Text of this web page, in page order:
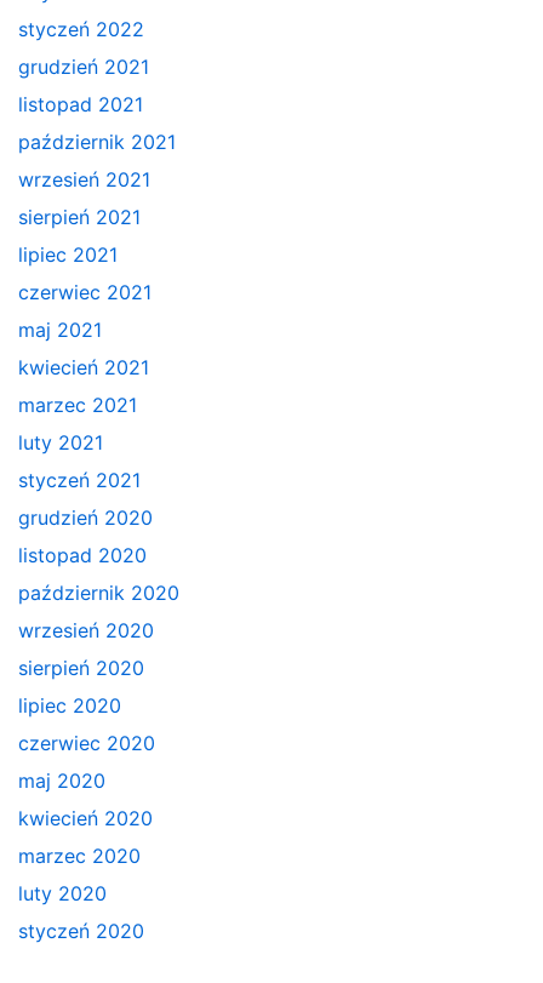
styczeń 2022
grudzień 2021
listopad 2021
październik 2021
wrzesień 2021
sierpień 2021
lipiec 2021
czerwiec 2021
maj 2021
kwiecień 2021
marzec 2021
luty 2021
styczeń 2021
grudzień 2020
listopad 2020
październik 2020
wrzesień 2020
sierpień 2020
lipiec 2020
czerwiec 2020
maj 2020
kwiecień 2020
marzec 2020
luty 2020
styczeń 2020